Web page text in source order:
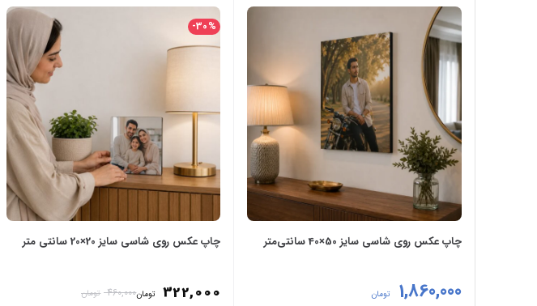
چاپ عکس روی شاسی سایز 50×40 سانتی‌متر
1,860,000 تومان
-30%
چاپ عکس روی شاسی سایز 20×20 سانتی‌ متر
460,000 تومان 322,000 تومان